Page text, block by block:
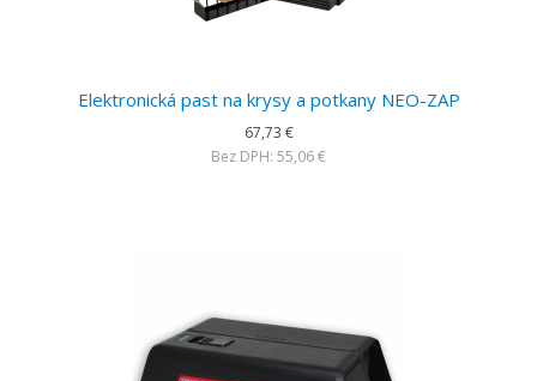
Elektronická past na krysy a potkany NEO-ZAP
67,73 €
Bez DPH: 55,06 €